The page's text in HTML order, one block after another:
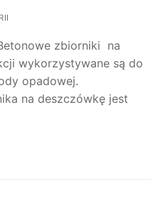
zbiorniki na
wykorzystywane są do
opadowej.
na deszczówkę jest